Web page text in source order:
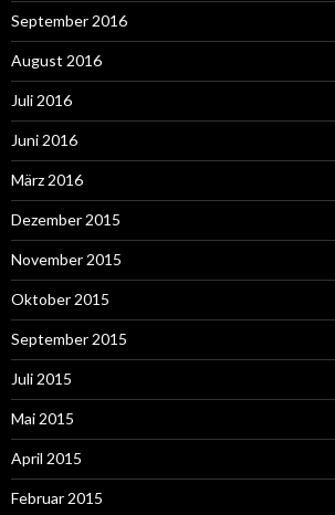
September 2016
August 2016
Juli 2016
Juni 2016
März 2016
Dezember 2015
November 2015
Oktober 2015
September 2015
Juli 2015
Mai 2015
April 2015
Februar 2015